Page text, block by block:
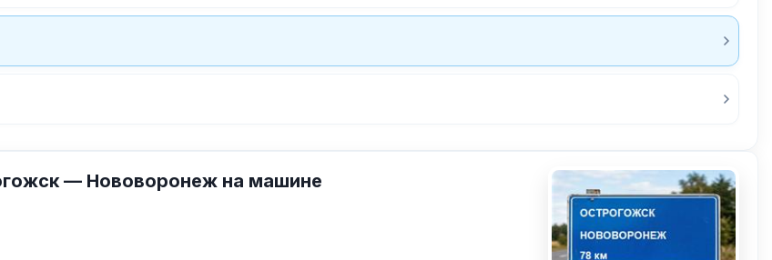
— Нововоронеж на машине